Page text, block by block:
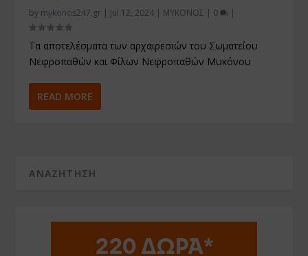
by mykonos247.gr | Jul 12, 2024 | ΜΥΚΟΝΟΣ | 0 |
Τα αποτελέσματα των αρχαιρεσιών του Σωματείου
Νεφροπαθών και Φίλων Νεφροπαθών Μυκόνου
READ MORE